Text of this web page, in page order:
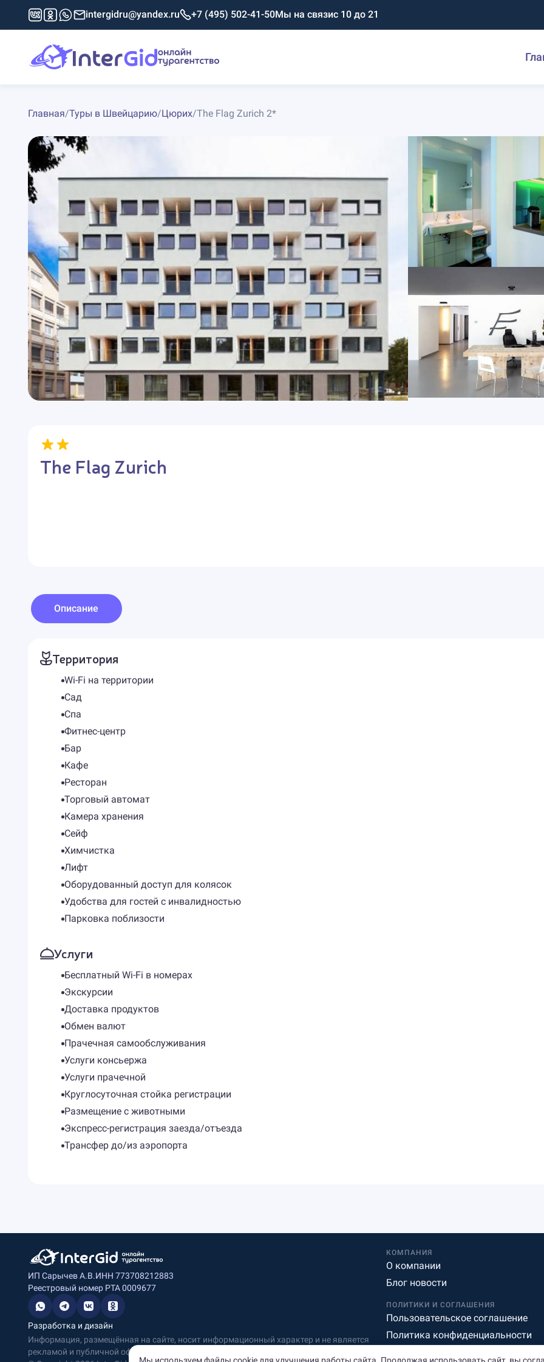
intergidru@yandex.ru +7 (495) 502-41-50Мы на связис 10 до 21
Главная/Туры в Швейцарию/Цюрих/The Flag Zurich 2*
The Flag Zurich
Описание
Территория
Wi-Fi на территории
Сад
Спа
Фитнес-центр
Бар
Кафе
Ресторан
Торговый автомат
Камера хранения
Сейф
Химчистка
Лифт
Оборудованный доступ для колясок
Удобства для гостей с инвалидностью
Парковка поблизости
Услуги
Бесплатный Wi-Fi в номерах
Экскурсии
Доставка продуктов
Обмен валют
Прачечная самообслуживания
Услуги консьержа
Услуги прачечной
Круглосуточная стойка регистрации
Размещение с животными
Экспресс-регистрация заезда/отъезда
Трансфер до/из аэропорта
ИП Сарычев А.В.ИНН 773708212883
Реестровый номер РТА 0009677
Разработка и дизайн
Информация, размещённая на сайте, носит информационный характер и не является
рекламой и публичной офертой.
КОМПАНИЯ
О компании
Блог новости
ПОЛИТИКИ И СОГЛАШЕНИЯ
Пользовательское соглашение
Политика конфиденциальности